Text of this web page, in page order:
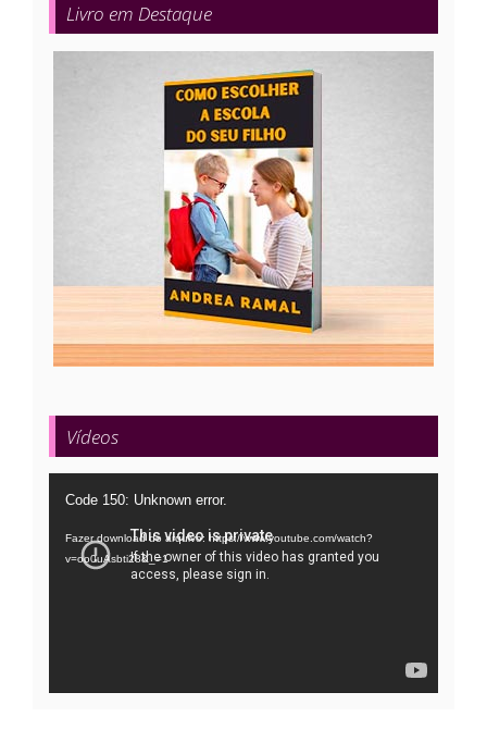
Livro em Destaque
Vídeos
Tocador
vídeo
Code 150: Unknown error.
Fazer download do arquivo: https://www.youtube.com/watch?
v=oo0uAsbti28&_=1